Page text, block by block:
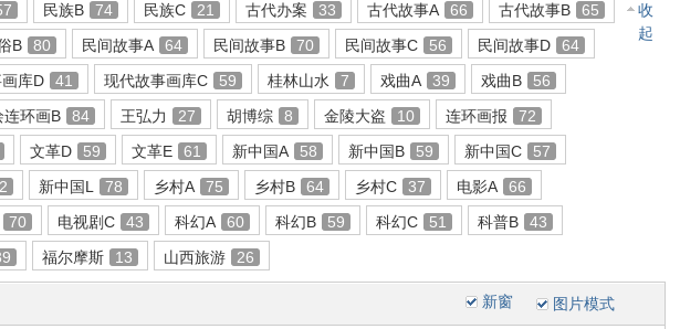
收
起
民族B 74 民族C 21 古代办案 33 古代故事A 66 古代故事B
65
B 80 民间故事A 64 民间故事B 70 民间故事C 56 民间故事D
64
库D 41 现代故事画库C 59 桂林山水 7 戏曲A 39 戏曲B
56
连环画B 84 王弘力 27 胡博综 8 金陵大盗 10 连环画报
72
文革D 59 文革E 61 新中国A 58 新中国B 59 新中国C
57
新中国L 78 乡村A 75 乡村B 64 乡村C 37 电影A
66
70 电视剧C 43 科幻A 60 科幻B 59 科幻C 51 科普B
43
福尔摩斯 13 山西旅游 26
新窗 图片模式